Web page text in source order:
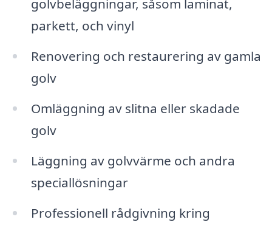
golvbeläggningar, såsom laminat,
parkett, och vinyl
Renovering och restaurering av gamla
golv
Omläggning av slitna eller skadade
golv
Läggning av golvvärme och andra
speciallösningar
Professionell rådgivning kring